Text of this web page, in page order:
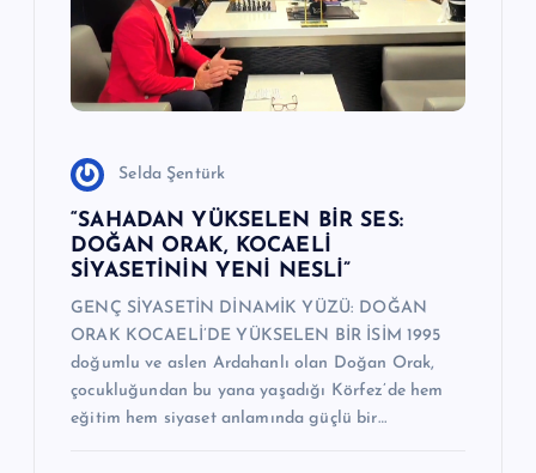
Selda Şentürk
“SAHADAN YÜKSELEN BİR SES:
DOĞAN ORAK, KOCAELİ
SİYASETİNİN YENİ NESLİ”
GENÇ SİYASETİN DİNAMİK YÜZÜ: DOĞAN
ORAK KOCAELİ’DE YÜKSELEN BİR İSİM 1995
doğumlu ve aslen Ardahanlı olan Doğan Orak,
çocukluğundan bu yana yaşadığı Körfez’de hem
eğitim hem siyaset anlamında güçlü bir…